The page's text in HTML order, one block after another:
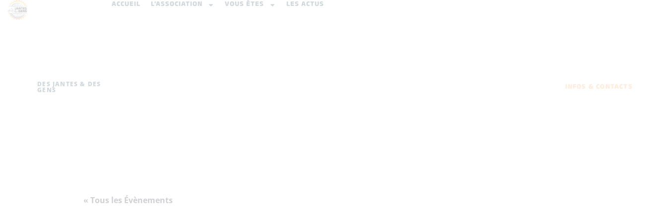
DES JANTES & DES
GENS
ACCUEIL L’ASSOCIATION VOUS ÊTES LES ACTUS
INFOS & CONTACTS
« Tous les Évènements